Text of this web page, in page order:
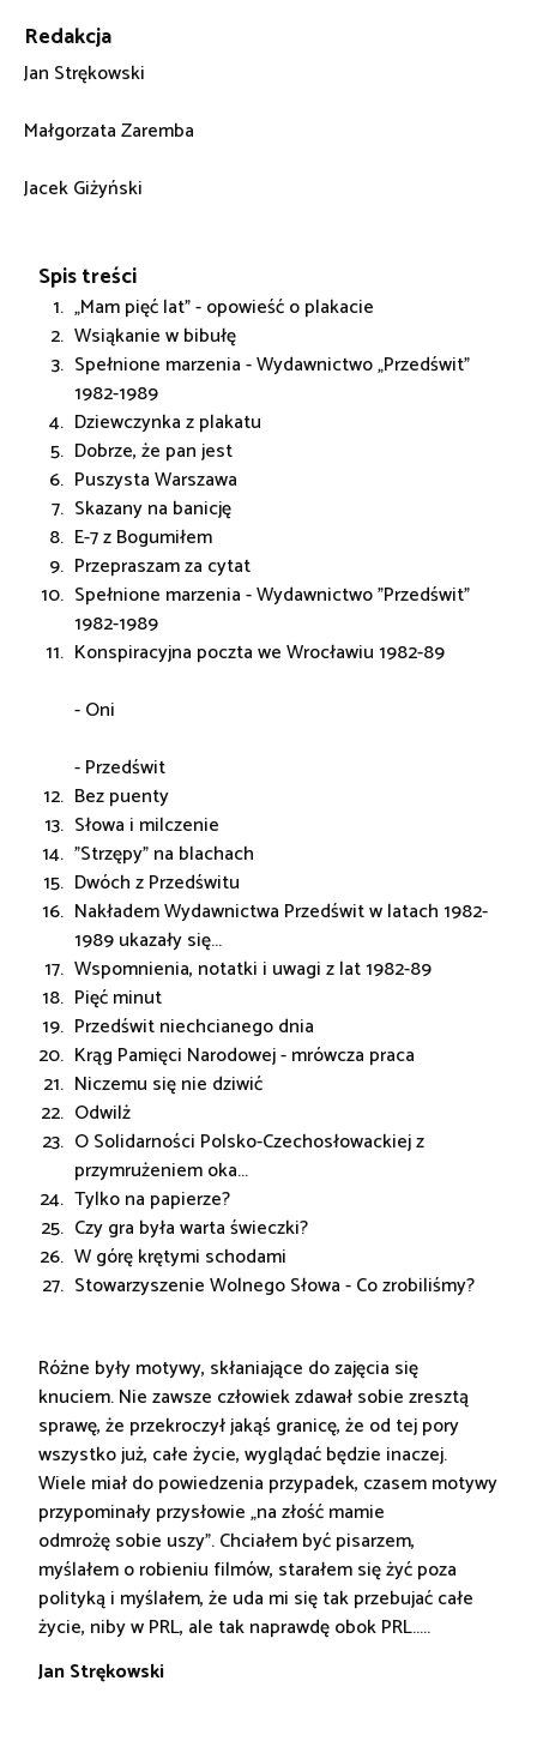
Redakcja
Jan Strękowski
Małgorzata Zaremba
Jacek Giżyński
Spis treści
„Mam pięć lat" - opowieść o plakacie
Wsiąkanie w bibułę
Spełnione marzenia - Wydawnictwo „Przedświt"
1982-1989
Dziewczynka z plakatu
Dobrze, że pan jest
Puszysta Warszawa
Skazany na banicję
E-7 z Bogumiłem
Przepraszam za cytat
Spełnione marzenia - Wydawnictwo "Przedświt"
1982-1989
Konspiracyjna poczta we Wrocławiu 1982-89
- Oni
- Przedświt
Bez puenty
Słowa i milczenie
"Strzępy" na blachach
Dwóch z Przedświtu
Nakładem Wydawnictwa Przedświt w latach 1982-
1989 ukazały się...
Wspomnienia, notatki i uwagi z lat 1982-89
Pięć minut
Przedświt niechcianego dnia
Krąg Pamięci Narodowej - mrówcza praca
Niczemu się nie dziwić
Odwilż
O Solidarności Polsko-Czechosłowackiej z
przymrużeniem oka...
Tylko na papierze?
Czy gra była warta świeczki?
W górę krętymi schodami
Stowarzyszenie Wolnego Słowa - Co zrobiliśmy?
Różne były motywy, skłaniające do zajęcia się
knuciem. Nie zawsze człowiek zdawał sobie zresztą
sprawę, że przekroczył jakąś granicę, że od tej pory
wszystko już, całe życie, wyglądać będzie inaczej.
Wiele miał do powiedzenia przypadek, czasem motywy
przypominały przysłowie „na złość mamie
odmrożę sobie uszy". Chciałem być pisarzem,
myślałem o robieniu filmów, starałem się żyć poza
polityką i myślałem, że uda mi się tak przebujać całe
życie, niby w PRL, ale tak naprawdę obok PRL.....
Jan Strękowski